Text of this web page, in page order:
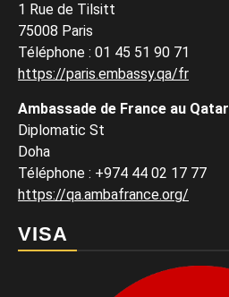
1 Rue de Tilsitt
75008 Paris
Téléphone : 01 45 51 90 71
https://paris.embassy.qa/fr
Ambassade de France au Qatar
Diplomatic St
Doha
Téléphone : +974 44 02 17 77
https://qa.ambafrance.org/
VISA